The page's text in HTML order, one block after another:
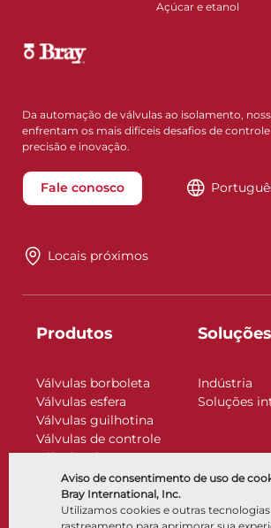
Aviso de consentimento de uso de
Bray International, Inc.
Utilizamos cookies e outras
Açúcar e etanol
Da automação de válvulas ao isolamento,
enfrentam os mais difíceis desafios de
precisão e inovação.
Fale conosco
Locais próximos
Produtos
Válvulas borboleta
Válvulas esfera
Válvulas guilhotina
Válvulas de controle
Válvulas de retenção
Atuadores
Acessórios de controle
Criogênico
Soluções
Indústria
Soluções